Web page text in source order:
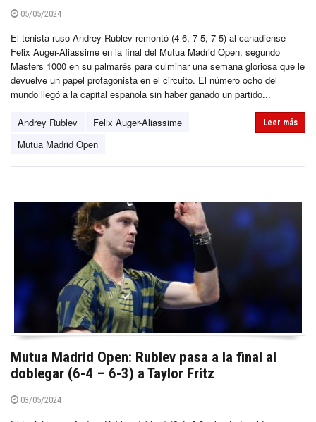
05/05/2024
El tenista ruso Andrey Rublev remontó (4-6, 7-5, 7-5) al canadiense
Felix Auger-Aliassime en la final del Mutua Madrid Open, segundo
Masters 1000 en su palmarés para culminar una semana gloriosa que le
devuelve un papel protagonista en el circuito. El número ocho del
mundo llegó a la capital española sin haber ganado un partido...
Andrey Rublev
Felix Auger-Aliassime
Mutua Madrid Open
Leer más
Mutua Madrid Open: Rublev pasa a la final al
doblegar (6-4 – 6-3) a Taylor Fritz
03/05/2024